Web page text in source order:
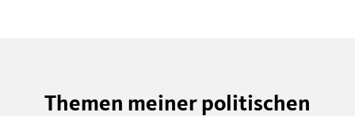
Themen meiner politischen